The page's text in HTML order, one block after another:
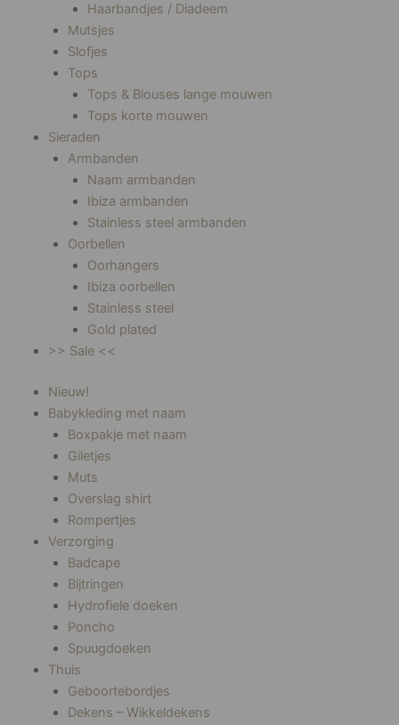
Haarbandjes / Diadeem
Mutsjes
Slofjes
Tops
Tops & Blouses lange mouwen
Tops korte mouwen
Sieraden
Armbanden
Naam armbanden
Ibiza armbanden
Stainless steel armbanden
Oorbellen
Oorhangers
Ibiza oorbellen
Stainless steel
Gold plated
>> Sale <<
Nieuw!
Babykleding met naam
Boxpakje met naam
Giletjes
Muts
Overslag shirt
Rompertjes
Verzorging
Badcape
Bijtringen
Hydrofiele doeken
Poncho
Spuugdoeken
Thuis
Geboortebordjes
Dekens – Wikkeldekens